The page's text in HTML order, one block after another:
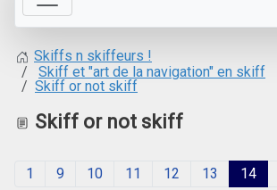
Skiffs n skiffeurs !
Skiff et "art de la navigation" en skiff
Skiff or not skiff
Skiff or not skiff
1 9 10 11 12 13 14